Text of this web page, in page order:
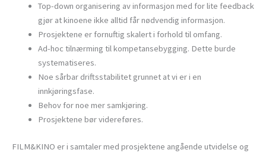
Top-down organisering av informasjon med for lite feedback
gjør at kinoene ikke alltid får nødvendig informasjon.
Prosjektene er fornuftig skalert i forhold til omfang.
Ad-hoc tilnærming til kompetansebygging. Dette burde
systematiseres.
Noe sårbar driftsstabilitet grunnet at vi er i en
innkjøringsfase.
Behov for noe mer samkjøring.
Prosjektene bør videreføres.
FILM&KINO er i samtaler med prosjektene angående utvidelse og